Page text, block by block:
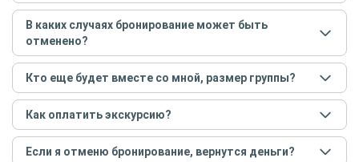
Достаточно перейти по ссылке «Задать вопрос» и
написать гиду. Платить при этом не нужно. Сначала
согласуйте с гидом интересующие вас вопросы и после
этого бронируйте экскурсию.Задать вопрос.
В каких случаях бронирование может быть
отменено?
Только в случае неблагоприятных погодных условий,
например, если экскурсия на кораблике, а по прогнозу
погоды аномально-сильный ветер. При этом гид
предупредит вас об отмене, а мы вернем предоплату на
карту. Во всех остальных случаях экскурсия состоится.
Кто еще будет вместе со мной, размер группы?
Если экскурсия индивидуальная, гид проведет встречу
только для вас и вашей компании. Если групповая — на
экскурсии будут другие участники, размер зависит от
условий конкретной экскурсии.
Как оплатить экскурсию?
Создайте заказ на удобную дату и время, и внесите
предоплату как можно скорее, чтобы другие
Если я отменю бронирование, вернутся деньги?